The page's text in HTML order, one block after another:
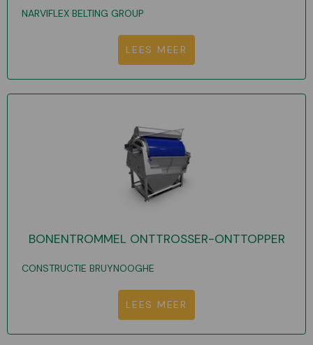
NARVIFLEX BELTING GROUP
LEES MEER
BONENTROMMEL ONTTROSSER-ONTTOPPER
CONSTRUCTIE BRUYNOOGHE
LEES MEER